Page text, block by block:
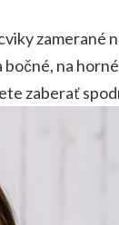
zamerané
na
zaberať